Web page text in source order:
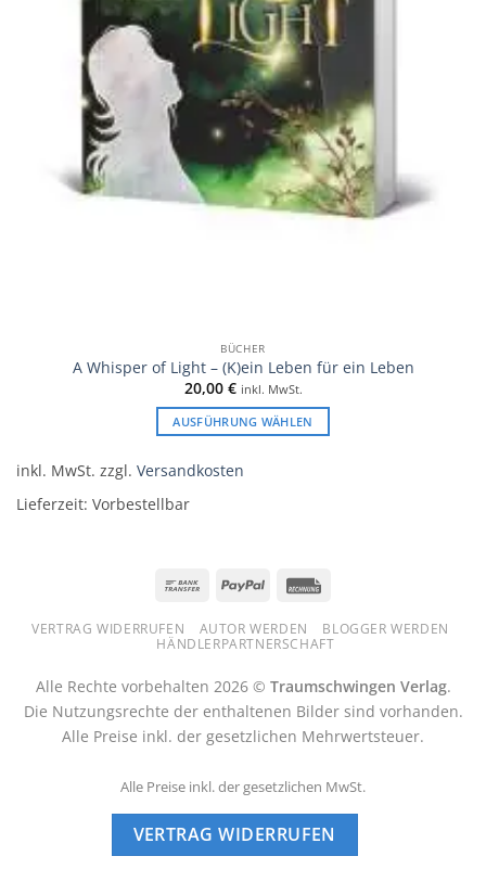
BÜCHER
A Whisper of Light – (K)ein Leben für ein Leben
20,00 € inkl. MwSt.
AUSFÜHRUNG WÄHLEN
Produkt
Die
können
auf
Produktseite
gewählt
werden
inkl. MwSt. zzgl. Versandkosten
Lieferzeit: Vorbestellbar
Bank
PayPal
VERTRAG WIDERRUFEN AUTOR WERDEN
BLOGGER WERDEN
HÄNDLERPARTNERSCHAFT
Alle Rechte vorbehalten 2026 © Traumschwingen Verlag.
Die Nutzungsrechte der enthaltenen Bilder sind vorhanden.
Alle Preise inkl. der gesetzlichen Mehrwertsteuer.
Alle Preise inkl. der gesetzlichen MwSt.
VERTRAG WIDERRUFEN